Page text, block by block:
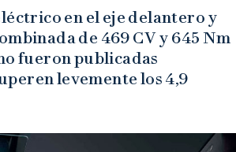
en el eje delantero y
de 469 CV y 645 Nm
fueron publicadas
levemente los 4,9